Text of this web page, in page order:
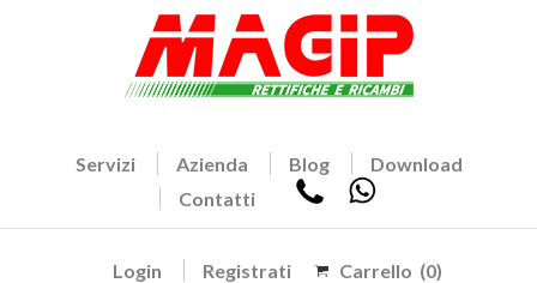
Servizi Azienda Blog
Download
Contatti
Login Registrati Carrello (0)